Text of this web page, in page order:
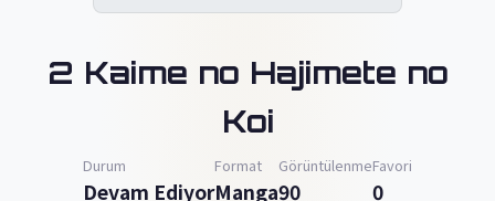
2 Kaime no Hajimete no
Koi
Durum
Devam Ediyor
Format
Manga
Görüntülenme
90
Favori
0